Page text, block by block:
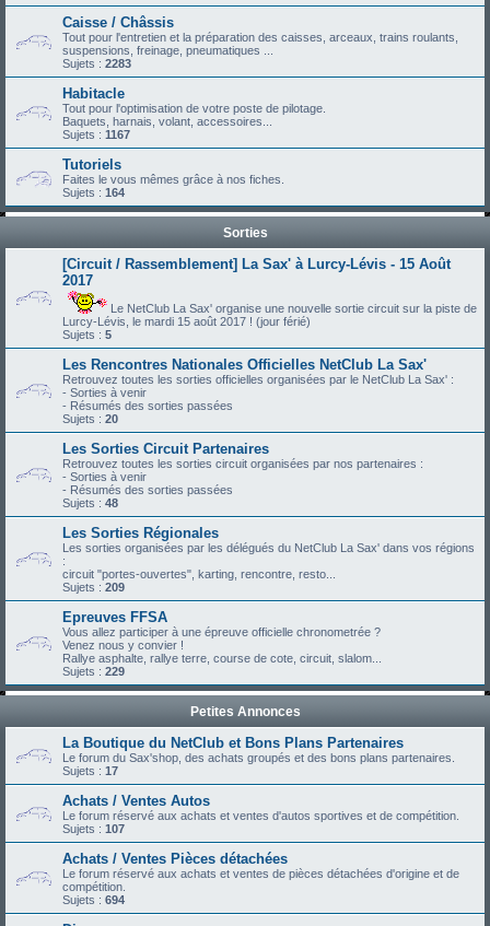
Caisse / Châssis
Tout pour l'entretien et la préparation des caisses, arceaux, trains roulants,
suspensions, freinage, pneumatiques ...
Sujets : 2283
Habitacle
Tout pour l'optimisation de votre poste de pilotage.
Baquets, harnais, volant, accessoires...
Sujets : 1167
Tutoriels
Faites le vous mêmes grâce à nos fiches.
Sujets : 164
Sorties
[Circuit / Rassemblement] La Sax' à Lurcy-Lévis - 15 Août
2017
Le NetClub La Sax' organise une nouvelle sortie circuit sur la piste de
Lurcy-Lévis, le mardi 15 août 2017 ! (jour férié)
Sujets : 5
Les Rencontres Nationales Officielles NetClub La Sax'
Retrouvez toutes les sorties officielles organisées par le NetClub La Sax' :
- Sorties à venir
- Résumés des sorties passées
Sujets : 20
Les Sorties Circuit Partenaires
Retrouvez toutes les sorties circuit organisées par nos partenaires :
- Sorties à venir
- Résumés des sorties passées
Sujets : 48
Les Sorties Régionales
Les sorties organisées par les délégués du NetClub La Sax' dans vos régions
:
circuit "portes-ouvertes", karting, rencontre, resto...
Sujets : 209
Epreuves FFSA
Vous allez participer à une épreuve officielle chronometrée ?
Venez nous y convier !
Rallye asphalte, rallye terre, course de cote, circuit, slalom...
Sujets : 229
Petites Annonces
La Boutique du NetClub et Bons Plans Partenaires
Le forum du Sax'shop, des achats groupés et des bons plans partenaires.
Sujets : 17
Achats / Ventes Autos
Le forum réservé aux achats et ventes d'autos sportives et de compétition.
Sujets : 107
Achats / Ventes Pièces détachées
Le forum réservé aux achats et ventes de pièces détachées d'origine et de
compétition.
Sujets : 694